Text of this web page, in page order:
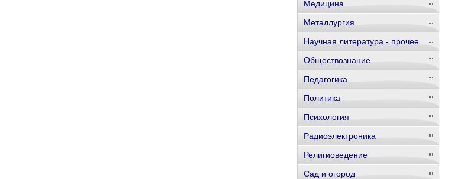
Медицина
Металлургия
Научная литература - прочее
Обществознание
Педагогика
Политика
Психология
Радиоэлектроника
Религиоведение
Сад и огород